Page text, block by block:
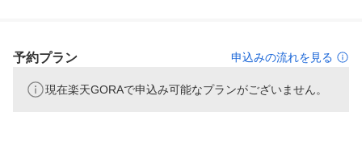
予約プラン 申込みの流れを見る
現在楽天GORAで申込み可能なプランがございません。